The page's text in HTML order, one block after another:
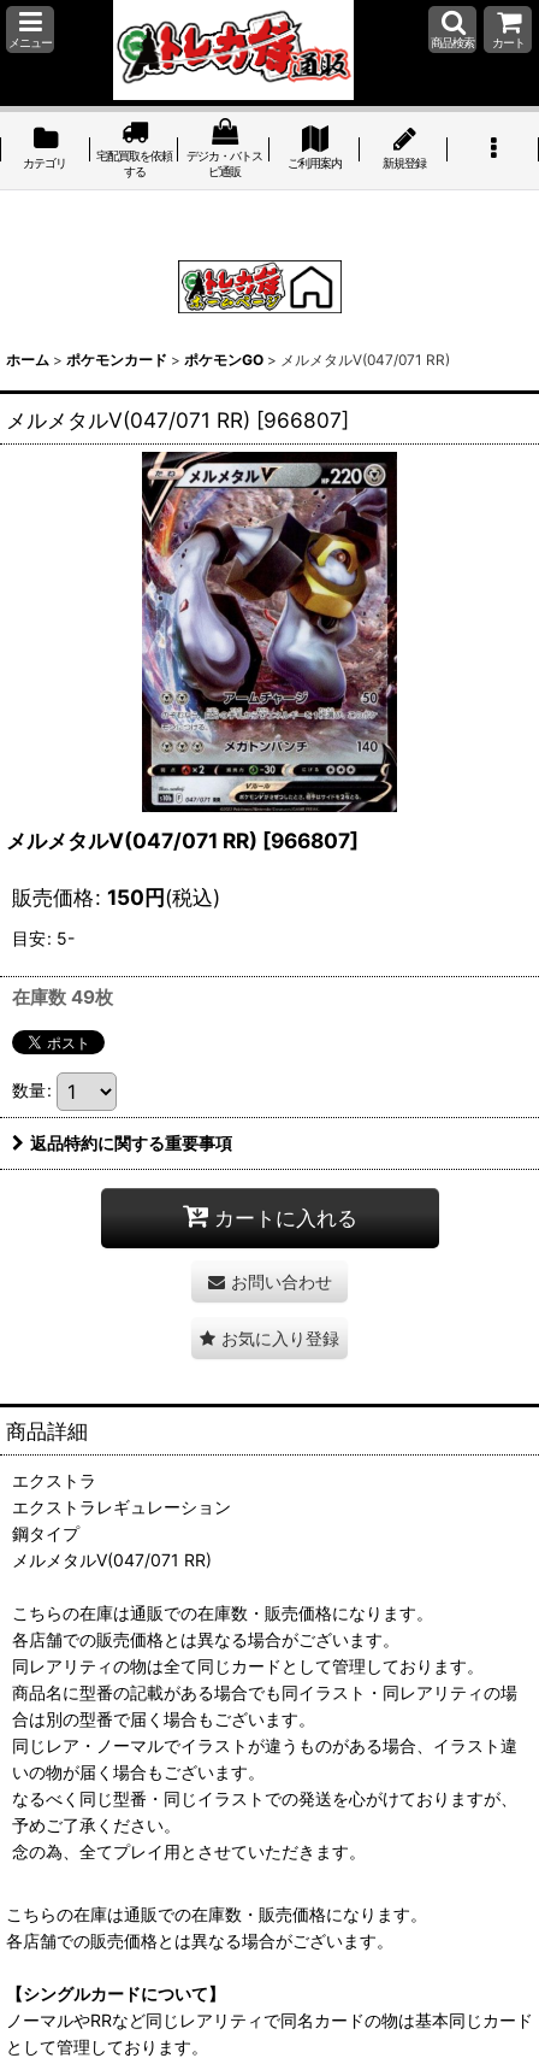
メニュー 商品検索 カート
カテゴリ
宅配買取を依頼
する
デジカ・バトス
ピ通販
ご利用案内 新規登録
ホーム > ポケモンカード > ポケモンGO > メルメタルV(047/071 RR)
メルメタルV(047/071 RR) [966807]
メルメタルV(047/071 RR) [966807]
販売価格: 150円(税込)
目安: 5-
在庫数 49枚
数量:
返品特約に関する重要事項
カートに入れる
お問い合わせ
お気に入り登録
商品詳細
エクストラ
エクストラレギュレーション
鋼タイプ
メルメタルV(047/071 RR)
こちらの在庫は通販での在庫数・販売価格になります。
各店舗での販売価格とは異なる場合がございます。
同レアリティの物は全て同じカードとして管理しております。
商品名に型番の記載がある場合でも同イラスト・同レアリティの場
合は別の型番で届く場合もございます。
同じレア・ノーマルでイラストが違うものがある場合、イラスト違
いの物が届く場合もございます。
なるべく同じ型番・同じイラストでの発送を心がけておりますが、
予めご了承ください。
念の為、全てプレイ用とさせていただきます。
こちらの在庫は通販での在庫数・販売価格になります。
各店舗での販売価格とは異なる場合がございます。
【シングルカードについて】
ノーマルやRRなど同じレアリティで同名カードの物は基本同じカード
として管理しております。